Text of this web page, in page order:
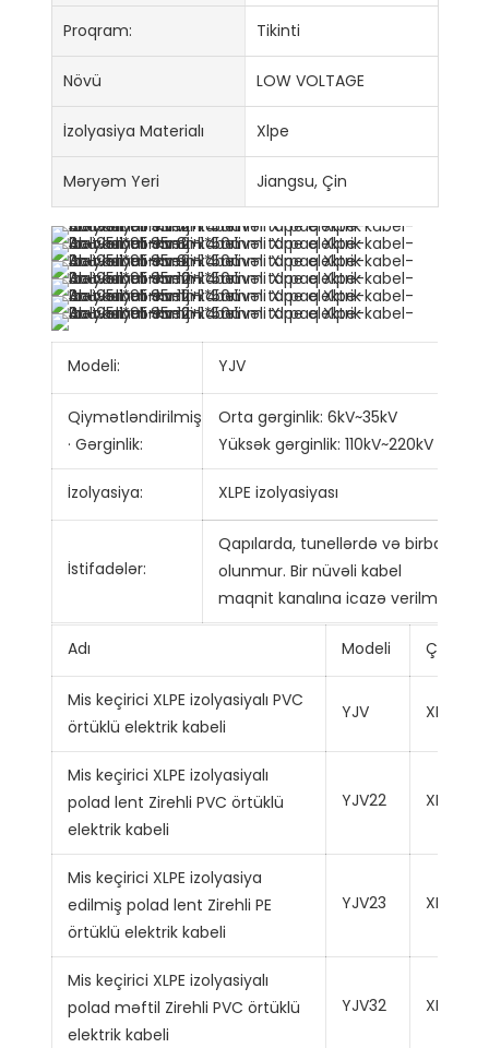
Proqram: Tikinti
Növü LOW VOLTAGE
İzolyasiya Materialı Xlpe
Məryəm Yeri Jiangsu, Çin
Modeli: YJV
Qiymətləndirilmiş
· Gərginlik:
Orta gərginlik: 6kV~35kV
Yüksək gərginlik: 110kV~220kV
İzolyasiya: XLPE izolyasiyası
İstifadələr:
Qapılarda, tunellərdə və birbaşa
olunmur. Bir nüvəli kabel
maqnit kanalına icazə verilmir
Adı Modeli
Mis keçirici XLPE izolyasiyalı PVC
örtüklü elektrik kabeli
YJV XLPE
Mis keçirici XLPE izolyasiyalı
polad lent Zirehli PVC örtüklü
elektrik kabeli
YJV22 XLPE
Mis keçirici XLPE izolyasiya
edilmiş polad lent Zirehli PE
örtüklü elektrik kabeli
YJV23 XLPE
Mis keçirici XLPE izolyasiyalı
polad məftil Zirehli PVC örtüklü
elektrik kabeli
YJV32 XLPE